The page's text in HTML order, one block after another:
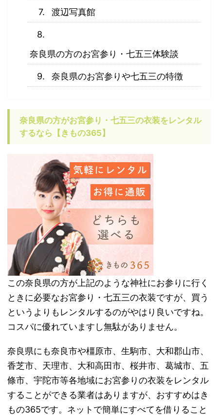
渡辺写真館
奈良県の方のお宮参り・七五三体験談
奈良県のお宮参りや七五三の特徴
奈良県の方がお宮参り・七五三の衣装をレンタル
するなら【きもの365】
この奈良県の方が上記のような神社にお参りに行く
ときに必要なお宮参り・七五三の衣装ですが、買う
というよりもレンタルするのがやはり良いですね。
コスパに優れていますし無駄がありません。
奈良県にも奈良市や橿原市、生駒市、大和郡山市、
香芝市、天理市、大和高田市、桜井市、葛城市、五
條市、宇陀市等各地域にお宮参りの衣装をレンタル
することができる業者はありますが、おすすめはき
もの365です。ネットで簡単にすべてを借りること